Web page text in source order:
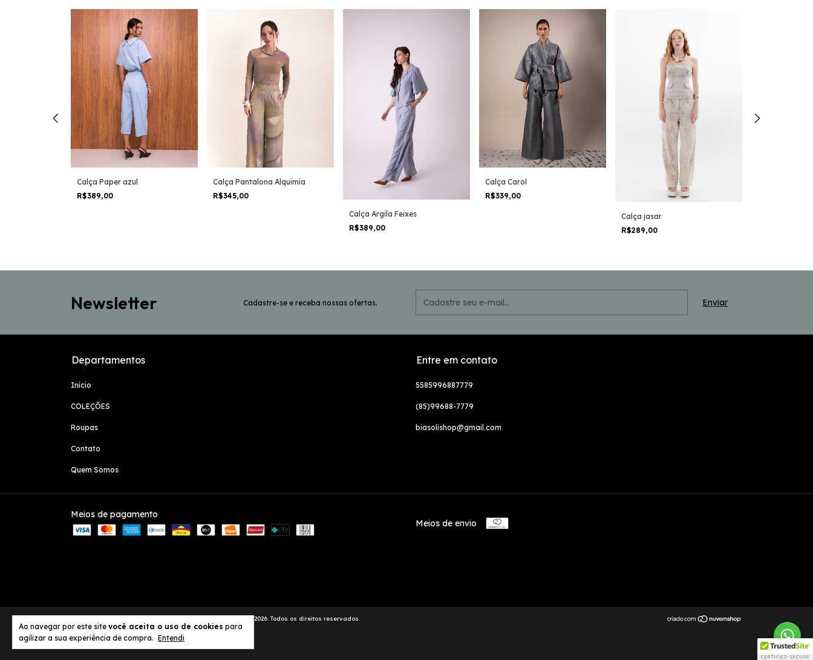
Ao navegar por este site você aceita o uso de cookies para
agilizar a sua experiência de compra. Entendi
Calça Paper azul
R$389,00
Calça Pantalona Alquimia
R$345,00
Calça Argila Feixes
R$389,00
Calça Carol
R$339,00
Calça jasar
R$289,00
Newsletter Cadastre-se e receba nossas ofertas.
Departamentos
Início
COLEÇÕES
Roupas
Contato
Quem Somos
Entre em contato
5585996887779
(85)99688-7779
biasolishop@gmail.com
Meios de pagamento
Meios de envio
Copyright SHOP BIASOLI CONFECÇÕES - 55082147000160 - 2026. Todos os direitos reservados.